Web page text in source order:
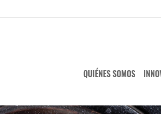
QUIÉNES SOMOS